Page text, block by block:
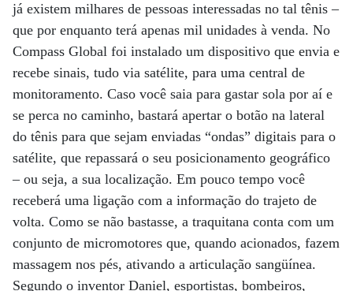
já existem milhares de pessoas interessadas no tal tênis –
que por enquanto terá apenas mil unidades à venda. No
Compass Global foi instalado um dispositivo que envia e
recebe sinais, tudo via satélite, para uma central de
monitoramento. Caso você saia para gastar sola por aí e
se perca no caminho, bastará apertar o botão na lateral
do tênis para que sejam enviadas “ondas” digitais para o
satélite, que repassará o seu posicionamento geográfico
– ou seja, a sua localização. Em pouco tempo você
receberá uma ligação com a informação do trajeto de
volta. Como se não bastasse, a traquitana conta com um
conjunto de micromotores que, quando acionados, fazem
massagem nos pés, ativando a articulação sangüínea.
Segundo o inventor Daniel, esportistas, bombeiros,